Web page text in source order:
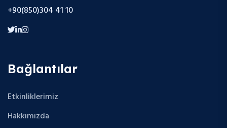
+90(850)304 41 10
Bağlantılar
Etkinliklerimiz
Hakkımızda